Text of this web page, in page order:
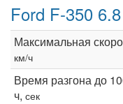
Ford F-350
Максимальная
км/ч
Время разгона до
ч, сек